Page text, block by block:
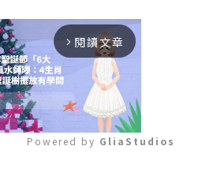
arrow_forward_ios 閱讀文章
Powered by GliaStudios